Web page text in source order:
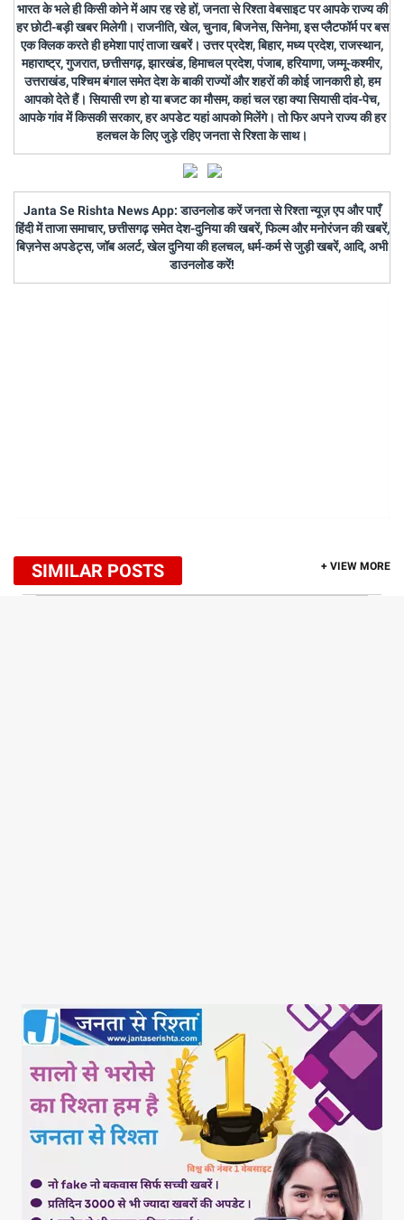
भारत के भले ही किसी कोने में आप रह रहे हों, जनता से रिश्ता वेबसाइट पर आपके राज्य की
हर छोटी-बड़ी खबर मिलेगी। राजनीति, खेल, चुनाव, बिजनेस, सिनेमा, इस प्लैटफॉर्म पर बस
एक क्लिक करते ही हमेशा पाएं ताजा खबरें। उत्तर प्रदेश, बिहार, मध्य प्रदेश, राजस्थान,
महाराष्ट्र, गुजरात, छत्तीसगढ़, झारखंड, हिमाचल प्रदेश, पंजाब, हरियाणा, जम्मू-कश्मीर,
उत्तराखंड, पश्चिम बंगाल समेत देश के बाकी राज्यों और शहरों की कोई जानकारी हो, हम
आपको देते हैं। सियासी रण हो या बजट का मौसम, कहां चल रहा क्या सियासी दांव-पेच,
आपके गांव में किसकी सरकार, हर अपडेट यहां आपको मिलेंगे। तो फिर अपने राज्य की हर
हलचल के लिए जुड़े रहिए जनता से रिश्ता के साथ।
Janta Se Rishta News App: डाउनलोड करें जनता से रिश्ता न्यूज़ एप और पाएँ
हिंदी में ताजा समाचार, छत्तीसगढ़ समेत देश-दुनिया की खबरें, फिल्म और मनोरंजन की खबरें,
बिज़नेस अपडेट्स, जॉब अलर्ट, खेल दुनिया की हलचल, धर्म-कर्म से जुड़ी खबरें, आदि, अभी
डाउनलोड करें!
SIMILAR POSTS + VIEW MORE